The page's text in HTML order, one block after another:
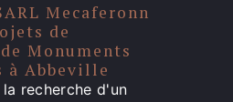
Mecaferonn
de
Monuments
à Abbeville
recherche d'un